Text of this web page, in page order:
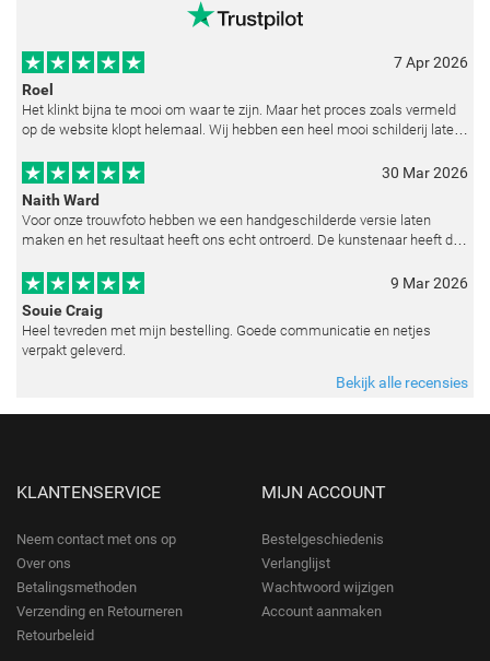
7 Apr 2026
Roel
Het klinkt bijna te mooi om waar te zijn. Maar het proces zoals vermeld
op de website klopt helemaal. Wij hebben een heel mooi schilderij laten
30 Mar 2026
Naith Ward
Voor onze trouwfoto hebben we een handgeschilderde versie laten
maken en het resultaat heeft ons echt ontroerd. De kunstenaar heeft de
9 Mar 2026
Souie Craig
Heel tevreden met mijn bestelling. Goede communicatie en netjes
verpakt geleverd.
Bekijk alle recensies
KLANTENSERVICE
Neem contact met ons op
Over ons
Betalingsmethoden
Verzending en Retourneren
Retourbeleid
MIJN ACCOUNT
Bestelgeschiedenis
Verlanglijst
Wachtwoord wijzigen
Account aanmaken